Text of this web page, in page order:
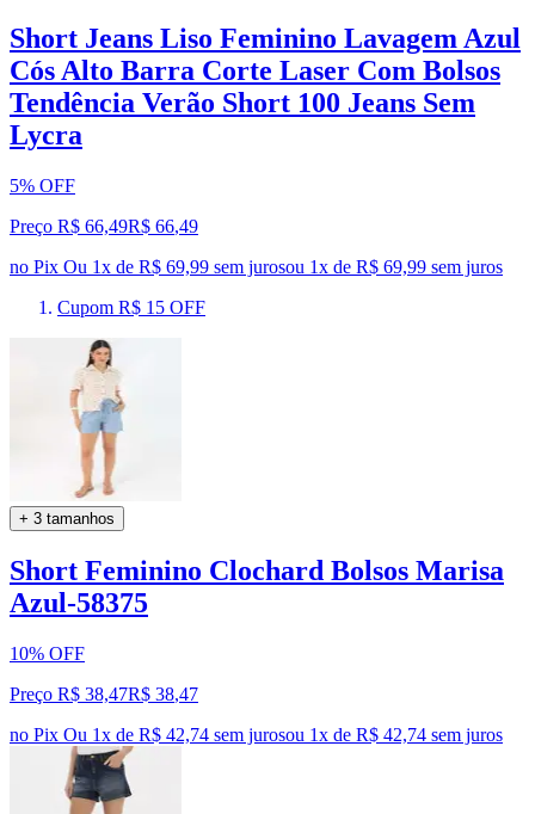
Short Jeans Liso Feminino Lavagem Azul
Cós Alto Barra Corte Laser Com Bolsos
Tendência Verão Short 100 Jeans Sem
Lycra
5% OFF
Preço R$ 66,49R$ 66,49
no Pix Ou 1x de R$ 69,99 sem jurosou 1x de R$ 69,99 sem juros
Cupom R$ 15 OFF
+ 3 tamanhos
Short Feminino Clochard Bolsos Marisa
Azul-58375
10% OFF
Preço R$ 38,47R$ 38,47
no Pix Ou 1x de R$ 42,74 sem jurosou 1x de R$ 42,74 sem juros